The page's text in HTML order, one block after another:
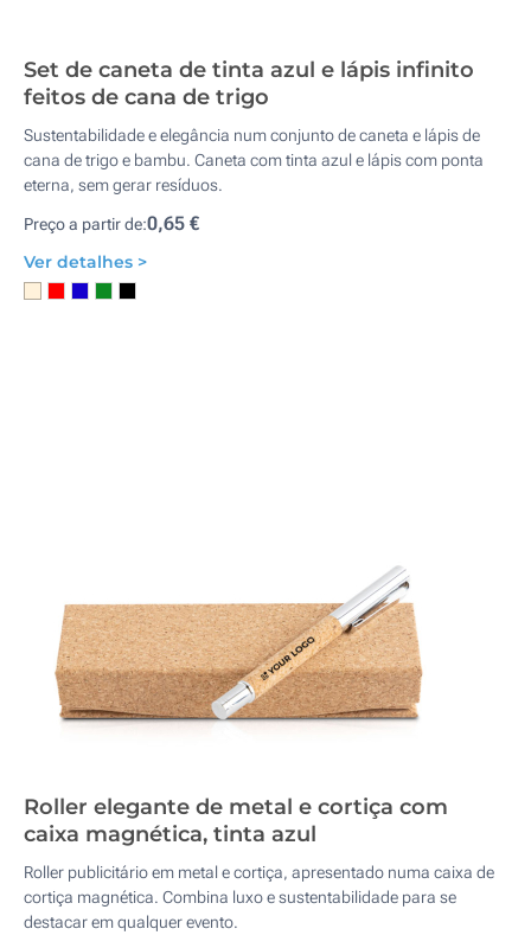
Set de caneta de tinta azul e lápis infinito
feitos de cana de trigo
Sustentabilidade e elegância num conjunto de caneta e lápis de
cana de trigo e bambu. Caneta com tinta azul e lápis com ponta
eterna, sem gerar resíduos.
Preço a partir de:0,65 €
Ver detalhes >
Roller elegante de metal e cortiça com
caixa magnética, tinta azul
Roller publicitário em metal e cortiça, apresentado numa caixa de
cortiça magnética. Combina luxo e sustentabilidade para se
destacar em qualquer evento.